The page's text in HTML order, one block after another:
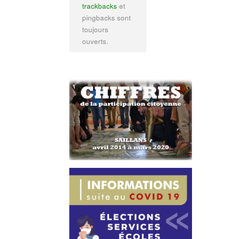
trackbacks et
pingbacks sont
toujours
ouverts.